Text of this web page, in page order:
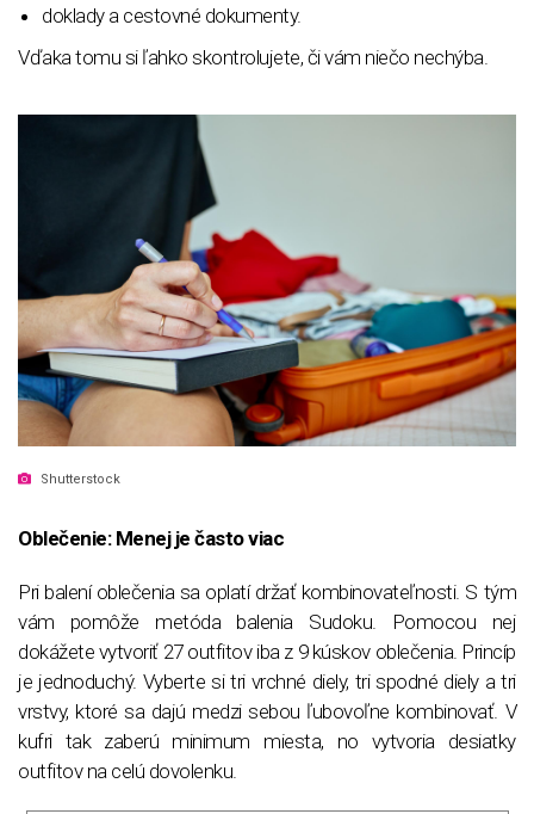
doklady a cestovné dokumenty.
Vďaka tomu si ľahko skontrolujete, či vám niečo nechýba.
Shutterstock
Oblečenie: Menej je často viac
Pri balení oblečenia sa oplatí držať kombinovateľnosti. S tým
vám pomôže metóda balenia Sudoku. Pomocou nej
dokážete vytvoriť 27 outfitov iba z 9 kúskov oblečenia. Princíp
je jednoduchý. Vyberte si tri vrchné diely, tri spodné diely a tri
vrstvy, ktoré sa dajú medzi sebou ľubovoľne kombinovať. V
kufri tak zaberú minimum miesta, no vytvoria desiatky
outfitov na celú dovolenku.